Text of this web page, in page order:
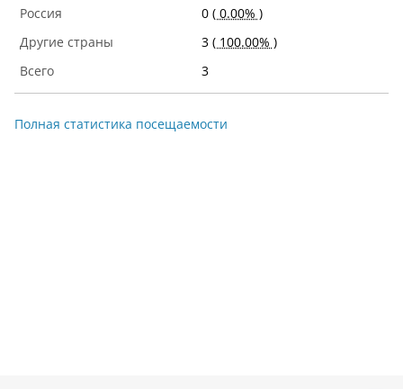
0 ( 0.00% )
3 ( 100.00% )
3
Полная статистика посещаемости